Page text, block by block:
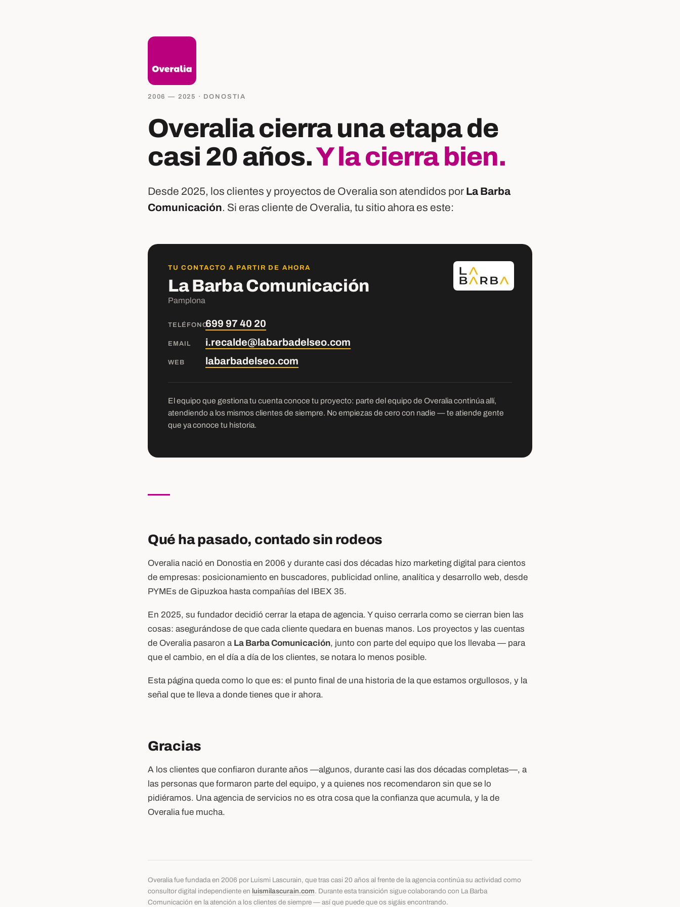
2006 — 2025 · DONOSTIA
Overalia cierra una etapa de
casi 20 años.Y la cierra bien.
Desde 2025, los clientes y proyectos de Overalia son atendidos por La Barba
Comunicación. Si eras cliente de Overalia, tu sitio ahora es este:
TU CONTACTO A PARTIR DE AHORA
La Barba Comunicación
Pamplona
TELÉFONO699 97 40 20
EMAIL i.recalde@labarbadelseo.com
WEB labarbadelseo.com
El equipo que gestiona tu cuenta conoce tu proyecto: parte del equipo de Overalia continúa allí,
atendiendo a los mismos clientes de siempre. No empiezas de cero con nadie — te atiende gente
que ya conoce tu historia.
Qué ha pasado, contado sin rodeos
Overalia nació en Donostia en 2006 y durante casi dos décadas hizo marketing digital para cientos
de empresas: posicionamiento en buscadores, publicidad online, analítica y desarrollo web, desde
PYMEs de Gipuzkoa hasta compañías del IBEX 35.
En 2025, su fundador decidió cerrar la etapa de agencia. Y quiso cerrarla como se cierran bien las
cosas: asegurándose de que cada cliente quedara en buenas manos. Los proyectos y las cuentas
de Overalia pasaron a La Barba Comunicación, junto con parte del equipo que los llevaba — para
que el cambio, en el día a día de los clientes, se notara lo menos posible.
Esta página queda como lo que es: el punto final de una historia de la que estamos orgullosos, y la
señal que te lleva a donde tienes que ir ahora.
Gracias
A los clientes que confiaron durante años —algunos, durante casi las dos décadas completas—, a
las personas que formaron parte del equipo, y a quienes nos recomendaron sin que se lo
pidiéramos. Una agencia de servicios no es otra cosa que la confianza que acumula, y la de
Overalia fue mucha.
Overalia fue fundada en 2006 por Luismi Lascurain, que tras casi 20 años al frente de la agencia continúa su actividad como
consultor digital independiente en luismilascurain.com. Durante esta transición sigue colaborando con La Barba
Comunicación en la atención a los clientes de siempre — así que puede que os sigáis encontrando.